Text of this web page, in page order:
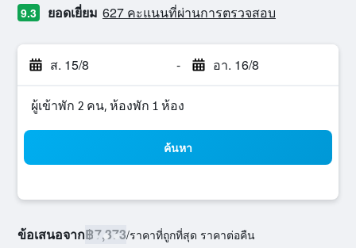
9.3 ยอดเยี่ยม 627 คะแนนที่ผ่านการตรวจสอบ
ส. 15/8 - อา. 16/8
ผู้เข้าพัก 2 คน, ห้องพัก 1 ห้อง
ค้นหา
ข้อเสนอจาก฿7,373/ราคาที่ถูกที่สุด ราคาต่อคืน